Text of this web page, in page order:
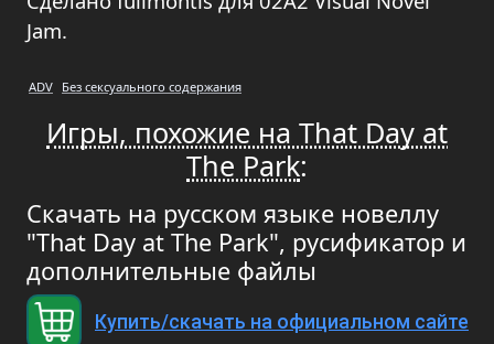
Jam.
ADV Без сексуального содержания
Игры, похожие на That Day at
The Park:
Скачать на русском языке новеллу
"That Day at The Park", русификатор и
дополнительные файлы
Купить/скачать на официальном сайте